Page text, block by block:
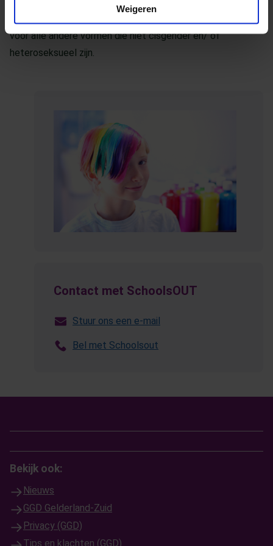
Weigeren
voor alle andere vormen die niet cisgender en/ of
heteroseksueel zijn.
Contact met SchoolsOUT
Stuur ons een e-mail
Bel met Schoolsout
Bekijk ook:
Nieuws
GGD Gelderland-Zuid
Privacy (GGD)
Tips en klachten (GGD)